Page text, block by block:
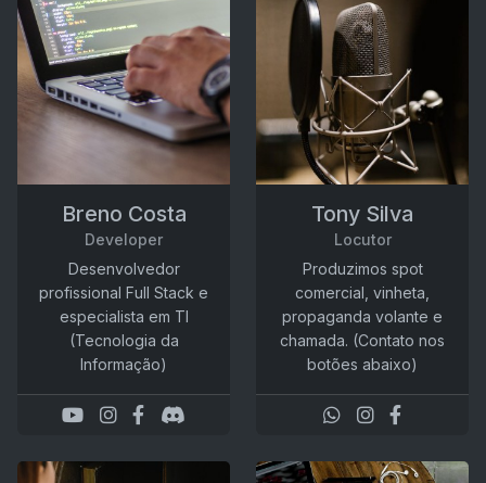
Breno Costa
Developer
Desenvolvedor
profissional Full Stack e
especialista em TI
(Tecnologia da
Informação)
Tony Silva
Locutor
Produzimos spot
comercial, vinheta,
propaganda volante e
chamada. (Contato nos
botões abaixo)